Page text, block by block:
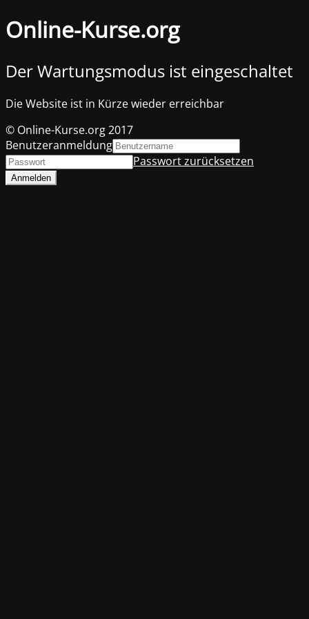
Online-Kurse.org
Der Wartungsmodus ist eingeschaltet
Die Website ist in Kürze wieder erreichbar
© Online-Kurse.org 2017
Benutzeranmeldung
Passwort zurücksetzen